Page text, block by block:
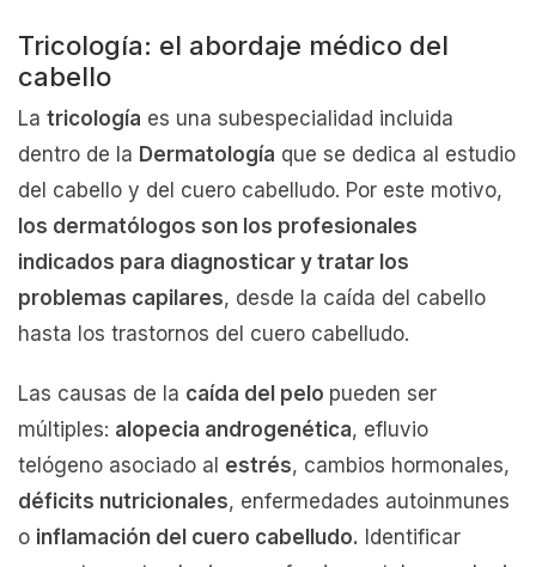
Tricología: el abordaje médico del
cabello
La tricología es una subespecialidad incluida
dentro de la Dermatología que se dedica al estudio
del cabello y del cuero cabelludo. Por este motivo,
los dermatólogos son los profesionales
indicados para diagnosticar y tratar los
problemas capilares, desde la caída del cabello
hasta los trastornos del cuero cabelludo.
Las causas de la caída del pelo pueden ser
múltiples: alopecia androgenética, efluvio
telógeno asociado al estrés, cambios hormonales,
déficits nutricionales, enfermedades autoinmunes
o inflamación del cuero cabelludo. Identificar